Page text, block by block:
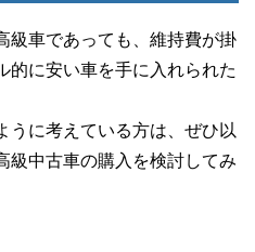
級車であっても、維持費が掛
的に安い車を手に入れられた
うに考えている方は、ぜひ以
級中古車の購入を検討してみ